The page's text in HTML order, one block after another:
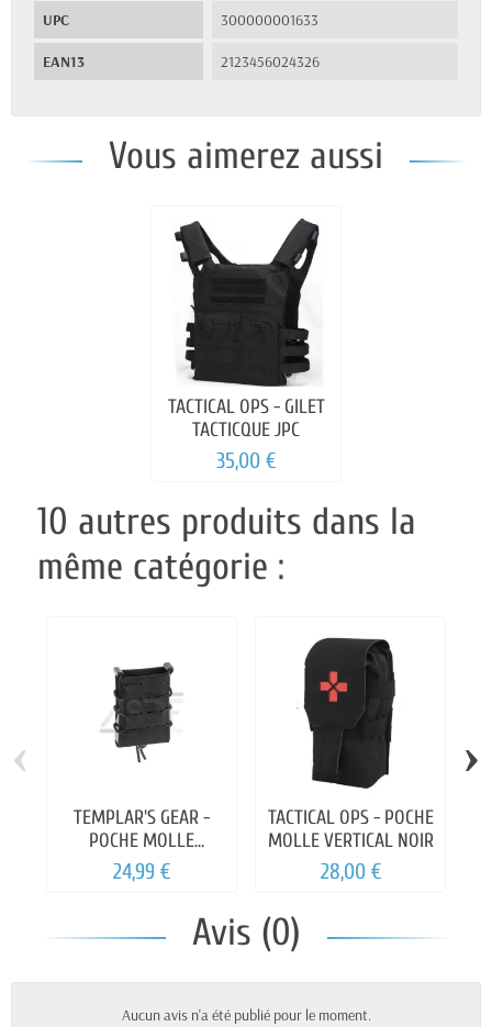
UPC 300000001633
EAN13 2123456024326
Vous aimerez aussi
TACTICAL OPS - GILET
TACTICQUE JPC
35,00 €
10 autres produits dans la
même catégorie :
TEMPLAR'S GEAR -
POCHE MOLLE
CHARGEUR M4
24,99 €
TACTICAL OPS - POCHE
MOLLE VERTICAL NOIR
28,00 €
‹ ›
Avis (0)
Aucun avis n'a été publié pour le moment.